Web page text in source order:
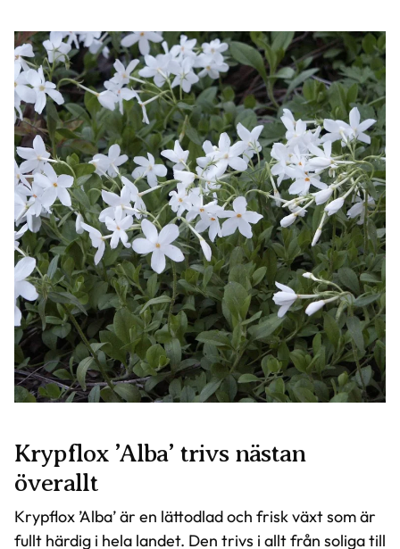
Krypflox ’Alba’ trivs nästan
överallt
Krypflox ’Alba’ är en lättodlad och frisk växt som är
fullt härdig i hela landet. Den trivs i allt från soliga till